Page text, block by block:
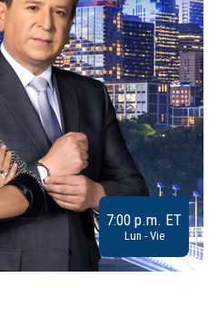
7:00 p.m. ET
Lun - Vie